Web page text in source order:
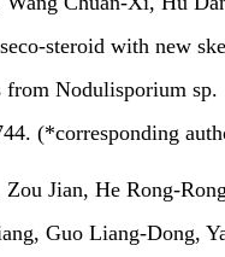
seco-steroid with new
from Nodulisporium sp.
(*corresponding
Zou Jian, He Rong-
Guo Liang-Dong,